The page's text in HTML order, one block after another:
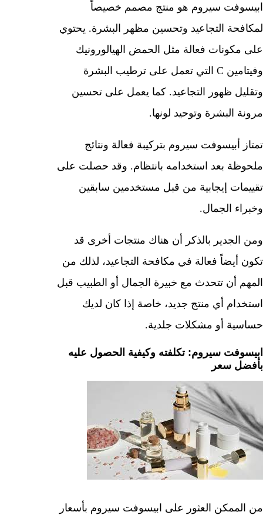
ابيسوفت سيروم هو منتج مصمم خصيصاً
لمكافحة التجاعيد وتحسين مظهر البشرة. يحتوي
على مكونات فعالة مثل الحمض الهيالورونيك
وفيتامين C التي تعمل على ترطيب البشرة
وتقليل ظهور التجاعيد. كما يعمل على تحسين
مرونة البشرة وتوحيد لونها.
تمتاز أبيسوفت سيروم بتركيبة فعالة ونتائج
ملحوظة بعد استخدامه بانتظام. وقد حصلت على
تقييمات إيجابية من قبل مستخدمين سابقين
وخبراء الجمال.
ومن الجدير بالذكر أن هناك منتجات أخرى قد
تكون أيضاً فعالة في مكافحة التجاعيد، لذلك من
المهم أن تتحدث مع خبيرة الجمال أو الطبيب قبل
استخدام أي منتج جديد، خاصة إذا كان لديك
حساسية أو مشكلات جلدية.
ابيسوفت سيروم: تكلفته وكيفية الحصول عليه
بأفضل سعر
من الممكن العثور على ابيسوفت سيروم بأسعار